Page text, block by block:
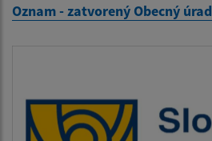
Oznam - zatvorený Obecný úrad